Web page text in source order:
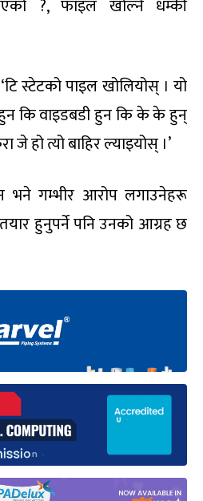
?, फाइल खोल्ने धम्की
स्टेटको पाइल खोलियोस् । यो
कि वाइडबडी हुन कि के के हुन्
जे हो त्यो बाहिर ल्याइयोस् ।’
भने गम्भीर आरोप लगाउनेहरू
हुनुपर्ने पनि उनको आग्रह छ